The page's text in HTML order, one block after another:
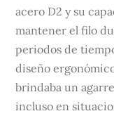
acero D2 y su
mantener el filo
periodos de
diseño
brindaba un
incluso en